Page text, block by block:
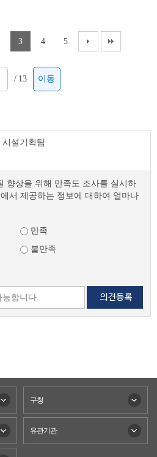
3 4 5
/ 13 이동
설기획팀
향상을 위해 만족도 조사를 실시하
서 제공하는 정보에 대하여 얼마나
만족
불만족
구청
유관기관